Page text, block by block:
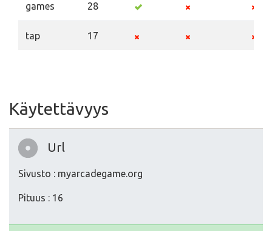
games 28
tap 17
Käytettävyys
Url
Sivusto : myarcadegame.org
Pituus : 16